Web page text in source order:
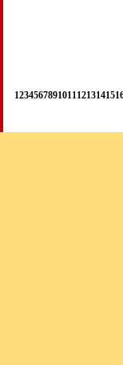
123456789101112131415